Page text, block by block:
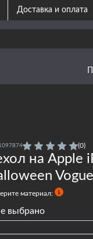
Доставка и оплата
(0)
на Apple
Vogue
материал:
выбрано